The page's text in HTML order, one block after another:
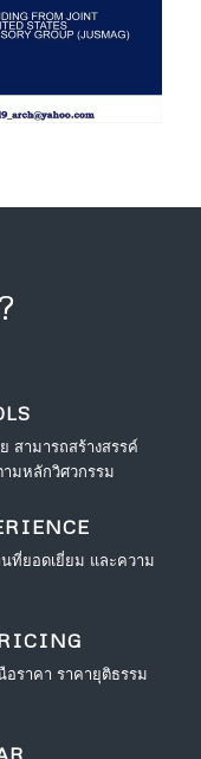
สามารถสร้างสรรค์
มหลักวิศวกรรม
ที่ยอดเยี่ยม และความ
ราคา ราคายุติธรรม